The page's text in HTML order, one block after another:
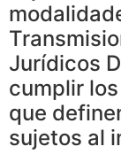
Jurídicos
cumplir
que
sujetos al